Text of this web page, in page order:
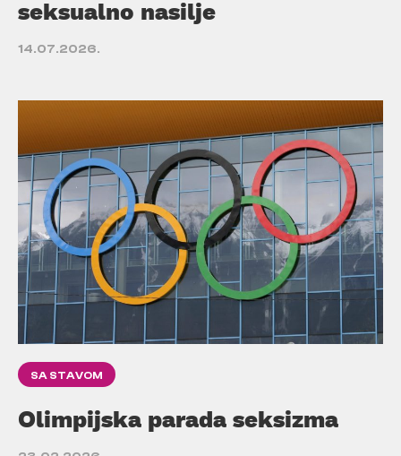
seksualno nasilje
14.07.2026.
SA STAVOM
Olimpijska parada seksizma